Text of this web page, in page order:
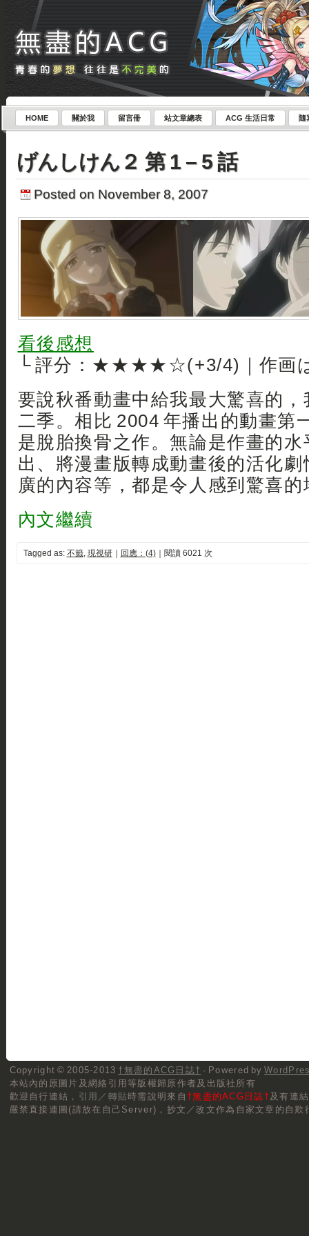
HOME 關於我 留言冊 站文章總表 ACG 生活日常 隨
げんしけん２ 第 1 – 5 話
Posted on November 8, 2007
看後感想
└ 評分：★★★★☆(+3/4)｜作画
要說秋番動畫中給我最大驚喜的
二季。相比 2004 年播出的動畫第
是脫胎換骨之作。無論是作畫的
出、將漫畫版轉成動畫後的活化
廣的內容等，都是令人感到驚喜的
內文繼續
Tagged as: 不籤, 現視研｜ 回應：(4)｜閱讀 6021 次
Copyright © 2005-2013 †無盡的ACG日誌† · Powered by
本站內的原圖片及網絡引用等版權歸原作者及出版社所有
歡迎自行連結， 引用／轉貼時需說明來自 †無盡的ACG日誌†及有連
嚴禁直接連圖(請放在自己Server)，抄文／改文作為自家文章的自欺